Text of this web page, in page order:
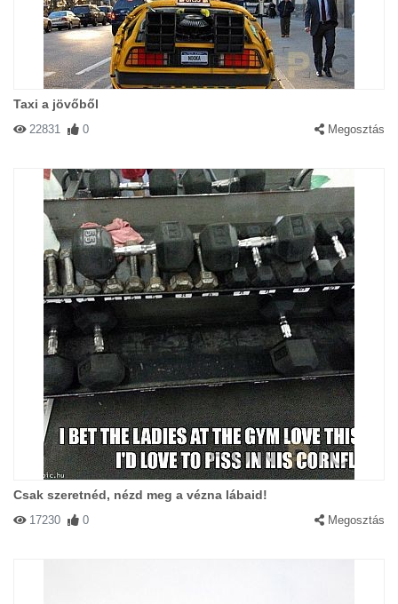
Taxi a jövőből
22831 0 Megosztás
Csak szeretnéd, nézd meg a vézna lábaid!
17230 0 Megosztás